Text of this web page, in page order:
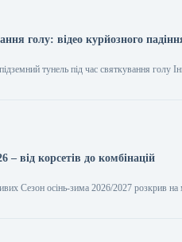
голу: відео курйозного
тунель під час святкування голу
– від корсетів до комбінацій
Сезон осінь-зима 2026/2027 розкрив